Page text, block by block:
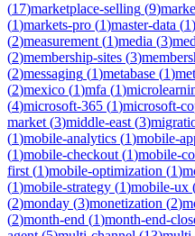
(17)marketplace-selling (9)
(1)markets-pro (1)master-data (1)
(2)measurement (1)media (3)
(2)membership-sites (3)
(2)messaging (1)metabase (1)
(2)mexico (1)mfa (1)
(4)microsoft-365 (1)microsoft-
market (3)middle-east (3)
(1)mobile-analytics (1)mobile-
(1)mobile-checkout (1)mobile-
first (1)mobile-optimization (1)
(1)mobile-strategy (1)mobile-ux
(2)monday (3)monetization (2)
(2)month-end (1)month-end-